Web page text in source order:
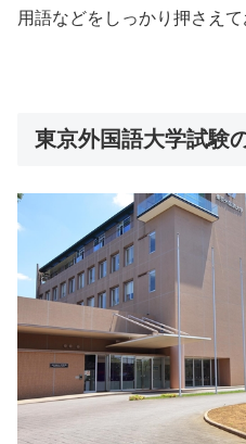
用語などをしっかり押さえて
東京外国語大学試験